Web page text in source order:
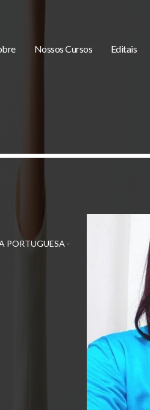
Nossos Cursos Editais
PORTUGUESA -